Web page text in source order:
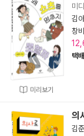
미리보기
미
김아
창비
택배
의
김